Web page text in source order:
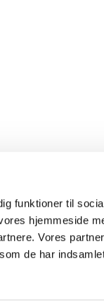
funktioner til
hjemmeside
Vores
de har